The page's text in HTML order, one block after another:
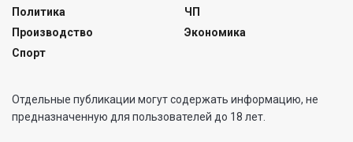
Политика
Производство
Спорт
ЧП
Экономика
Отдельные публикации могут содержать информацию, не
предназначенную для пользователей до 18 лет.